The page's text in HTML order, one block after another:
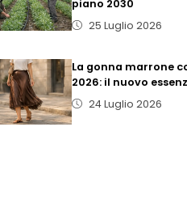
piano 2030
25 Luglio 2026
La gonna marrone
2026: il nuovo
24 Luglio 2026